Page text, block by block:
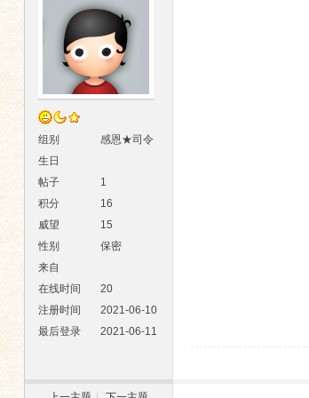
组别
感恩★司令
生日
帖子
1
积分
16
威望
15
性别
保密
来自
在线时间
20
注册时间
2021-06-10
最后登录
2021-06-11